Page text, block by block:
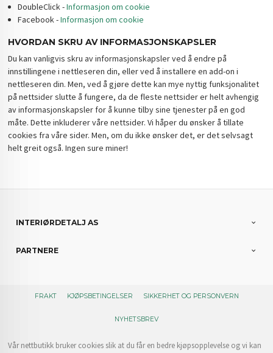
DoubleClick -Informasjon om cookie
Facebook -Informasjon om cookie
HVORDAN SKRU AV INFORMASJONSKAPSLER
Du kan vanligvis skru av informasjonskapsler ved å endre på
innstillingene i nettleseren din, eller ved å installere en add-on i
nettleseren din. Men, ved å gjøre dette kan mye nyttig funksjonalitet
på nettsider slutte å fungere, da de fleste nettsider er helt avhengig
av informasjonskapsler for å kunne tilby sine tjenester på en god
måte. Dette inkluderer våre nettsider. Vi håper du ønsker å tillate
cookies fra våre sider. Men, om du ikke ønsker det, er det selvsagt
helt greit også. Ingen sure miner!
INTERIØRDETALJ AS
PARTNERE
FRAKT KJØPSBETINGELSER SIKKERHET OG PERSONVERN
NYHETSBREV
Vår nettbutikk bruker cookies slik at du får en bedre kjøpsopplevelse og vi kan